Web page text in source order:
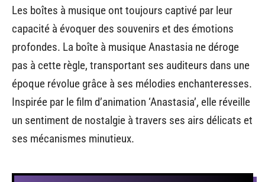
Les boîtes à musique ont toujours captivé par leur
capacité à évoquer des souvenirs et des émotions
profondes. La boîte à musique Anastasia ne déroge
pas à cette règle, transportant ses auditeurs dans une
époque révolue grâce à ses mélodies enchanteresses.
Inspirée par le film d’animation ‘Anastasia’, elle réveille
un sentiment de nostalgie à travers ses airs délicats et
ses mécanismes minutieux.